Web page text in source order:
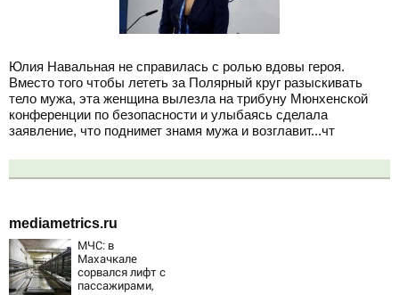
Юлия Навальная не справилась с ролью вдовы героя.
Вместо того чтобы лететь за Полярный круг разыскивать
тело мужа, эта женщина вылезла на трибуну Мюнхенской
конференции по безопасности и улыбаясь сделала
заявление, что поднимет знамя мужа и возглавит...чт
mediametrics.ru
МЧС: в
Махачкале
сорвался лифт с
пассажирами,